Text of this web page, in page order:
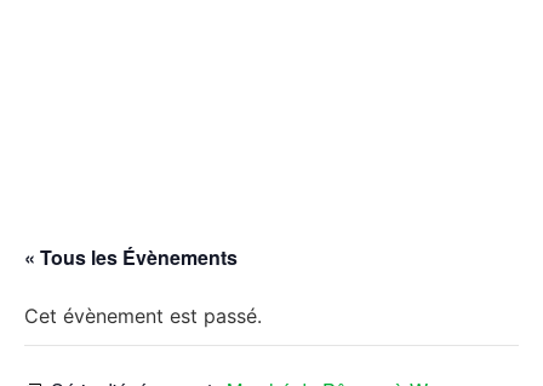
« Tous les Évènements
Cet évènement est passé.